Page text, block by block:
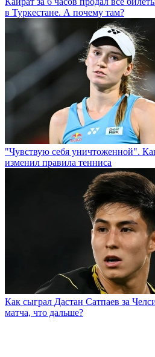
в Туркестане. А почему там?
"Чувствую себя уничтоженной".
изменил правила тенниса
Как сыграл Дастан Сатпаев за
матча, что дальше?